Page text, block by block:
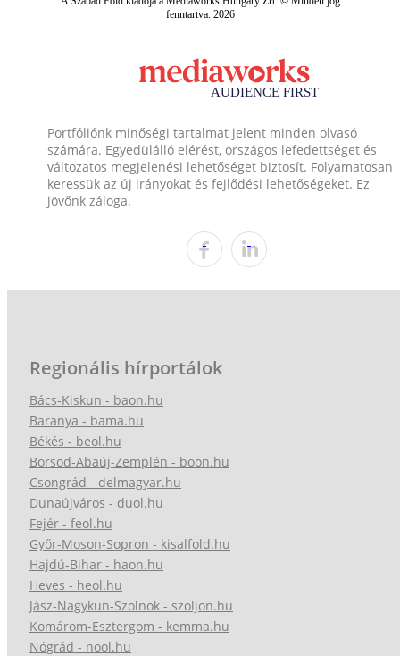
fenntartva. 2026
Portfóliónk minőségi tartalmat jelent minden olvasó
számára. Egyedülálló elérést, országos lefedettséget és
változatos megjelenési lehetőséget biztosít. Folyamatosan
keressük az új irányokat és fejlődési lehetőségeket. Ez
jövőnk záloga.
Regionális hírportálok
Bács-Kiskun - baon.hu
Baranya - bama.hu
Békés - beol.hu
Borsod-Abaúj-Zemplén - boon.hu
Csongrád - delmagyar.hu
Dunaújváros - duol.hu
Fejér - feol.hu
Győr-Moson-Sopron - kisalfold.hu
Hajdú-Bihar - haon.hu
Heves - heol.hu
Jász-Nagykun-Szolnok - szoljon.hu
Komárom-Esztergom - kemma.hu
Nógrád - nool.hu